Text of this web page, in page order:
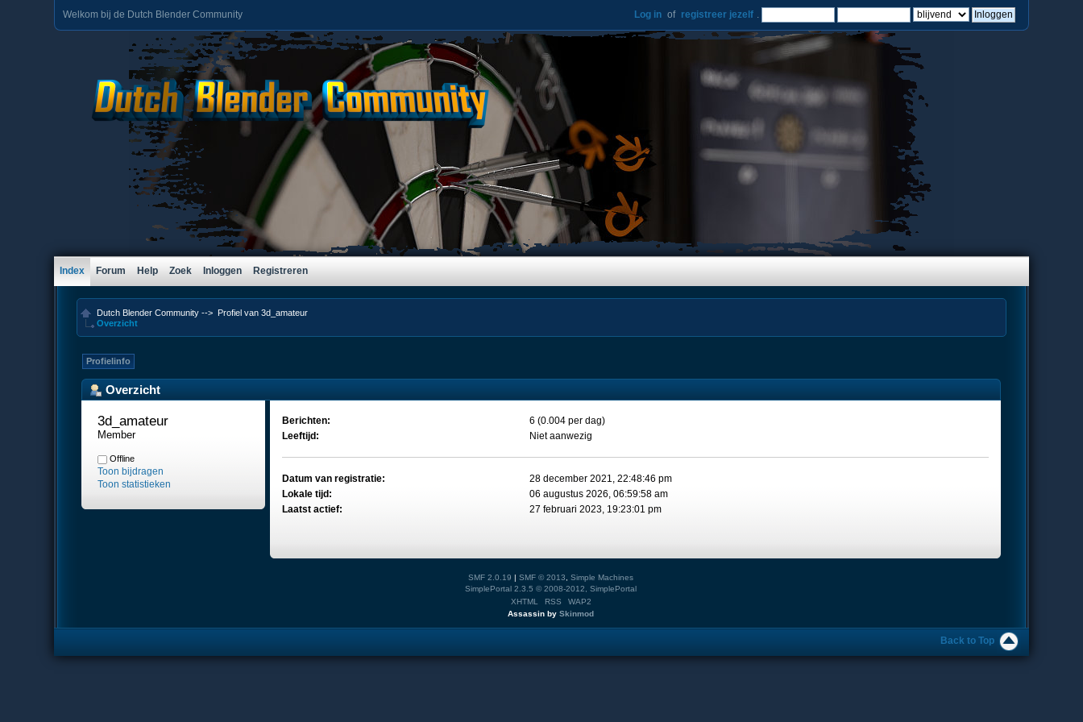
Welkom bij de Dutch Blender Community Log in of registreer jezelf .
Index Forum Help Zoek Inloggen Registreren
Dutch Blender Community --> Profiel van 3d_amateur
Overzicht
Profielinfo
Overzicht
3d_amateur
Member
Offline
Toon bijdragen
Toon statistieken
Berichten:
6 (0.004 per dag)
Leeftijd:
Niet aanwezig
Datum van registratie:
28 december 2021, 22:48:46 pm
Lokale tijd:
06 augustus 2026, 06:59:58 am
Laatst actief:
27 februari 2023, 19:23:01 pm
SMF 2.0.19 | SMF © 2013
Simple Machines
SimplePortal 2.3.5 © 2008-2012, SimplePortal
XHTML
RSS
WAP2
Assassin by Skinmod
Back to Top